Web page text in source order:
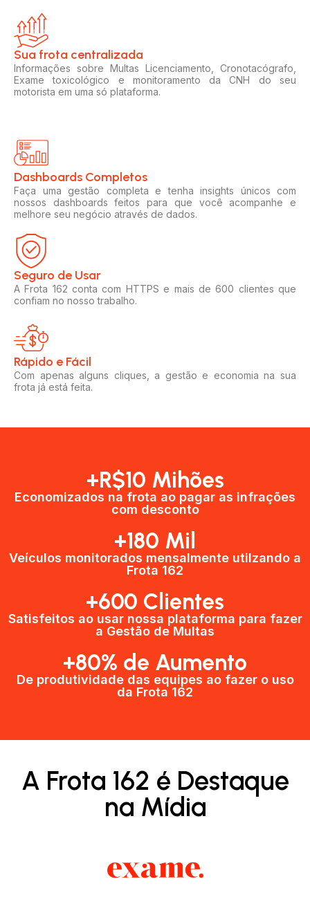
Sua frota centralizada​
Informações sobre Multas Licenciamento, Cronotacógrafo,
Exame toxicológico e monitoramento da CNH do seu
motorista em uma só plataforma.
Dashboards Completos​​
Faça uma gestão completa e tenha insights únicos com
nossos dashboards feitos para que você acompanhe e
melhore seu negócio através de dados.
Seguro de Usar​
A Frota 162 conta com HTTPS e mais de 600 clientes que
confiam no nosso trabalho.
Rápido e Fácil​
Com apenas alguns cliques, a gestão e economia na sua
frota já está feita.
+R$10 Mihões
Economizados na frota ao pagar as infrações
com desconto
+180 Mil
Veículos monitorados mensalmente utilzando a
Frota 162
+600 Clientes​
Satisfeitos ao usar nossa plataforma para fazer
a Gestão de Multas​
+80% de Aumento
De produtividade das equipes ao fazer o uso
da Frota 162​
A Frota 162 é Destaque
na Mídia